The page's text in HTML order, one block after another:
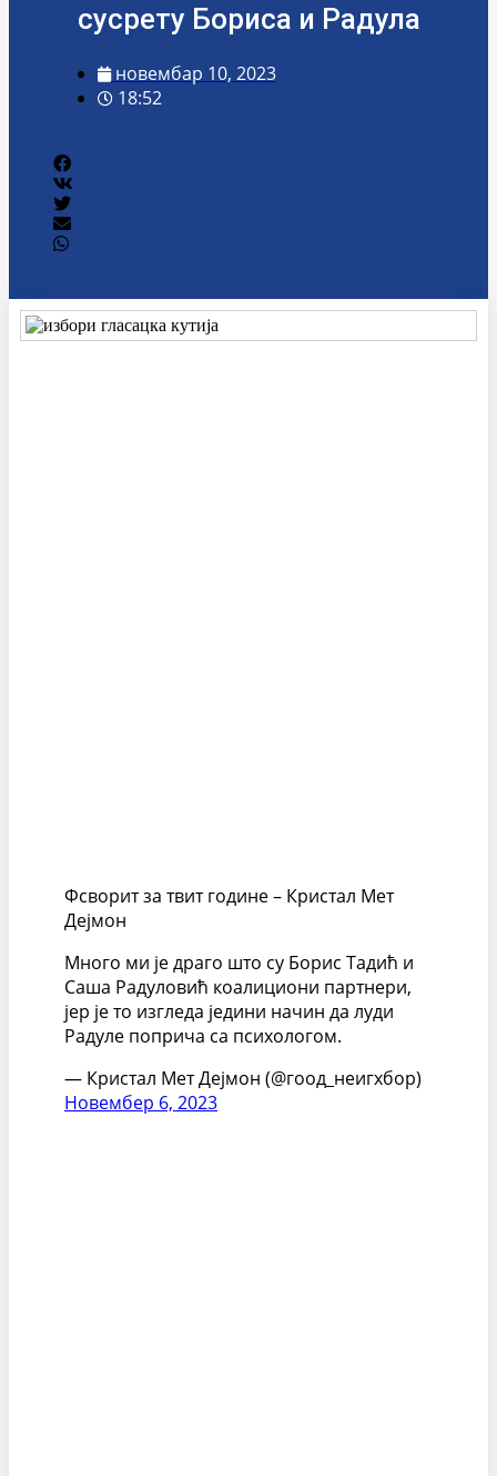
сусрету Бориса и Радула
новембар 10, 2023
18:52
Фсворит за твит године – Кристал Мет
Дејмон
Много ми је драго што су Борис Тадић и
Саша Радуловић коалициони партнери,
јер је то изгледа једини начин да луди
Радуле поприча са психологом.
— Кристал Мет Дејмон (@гоод_неигхбор)
Новембер 6, 2023